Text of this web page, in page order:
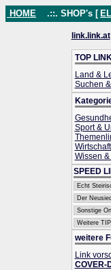
HOME .::. SHOP's [
link.link.at
TOP
Land &
Suchen
Sport &
Wissen
SPEED
weitere
Link
COVER-